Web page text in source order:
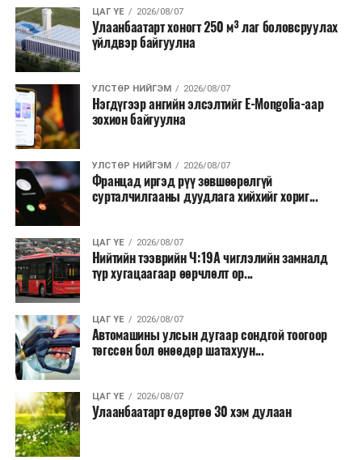
Түүнчлэн түлш, улаанбуудай, хүнсний ногооны нөөц
бүрдүүлэх зоорь, агуулах барих аж ахуйн нэгжүүдэд
хөнгөлөлттэй зээл олгох, цахилгааны хөнгөлөлт
үзүүлэхийг салбарын сайд нарт үүрэг болголоо.
ЦАГ ҮЕ 2026/08/07
Улаанбаатарт хоногт 250 м³ лаг боловсруулах
үйлдвэр байгуулна
УЛСТӨР НИЙГЭМ 2026/08/07
Нэгдүгээр ангийн элсэлтийг E-Mongolia-аар
зохион байгуулна
УЛСТӨР НИЙГЭМ 2026/08/07
Францад иргэд рүү зөвшөөрөлгүй
сурталчилгааны дуудлага хийхийг хориг...
ЦАГ ҮЕ 2026/08/07
Нийтийн тээврийн Ч:19А чиглэлийн замналд
түр хугацаагаар өөрчлөлт ор...
ЦАГ ҮЕ 2026/08/07
Автомашины улсын дугаар сондгой тоогоор
төгссөн бол өнөөдөр шатахуун...
ЦАГ ҮЕ 2026/08/07
Улаанбаатарт өдөртөө 30 хэм дулаан